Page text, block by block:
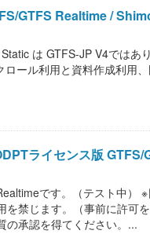
GTFS Realtime /
は GTFS-JP V4ではあ
ール利用と資料作成利用
ライセンス版
です。（テスト中）
を禁じます。（事前に許
の承認を得てください。...